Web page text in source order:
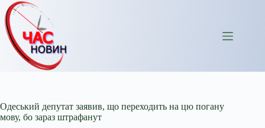
Перейти
до
вмісту
Одеський депутат заявив, що переходить на цю погану
мову, бо зараз штрафанут